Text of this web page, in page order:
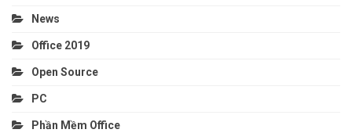
News
Office 2019
Open Source
PC
Phần Mềm Office